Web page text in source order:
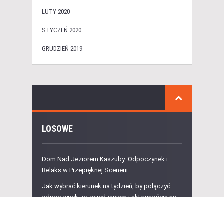
LUTY 2020
STYCZEŃ 2020
GRUDZIEŃ 2019
LOSOWE
Dom Nad Jeziorem Kaszuby: Odpoczynek i
Relaks w Przepięknej Scenerii
Jak wybrać kierunek na tydzień, by połączyć